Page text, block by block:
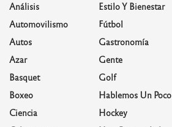
Análisis
Automovilismo
Autos
Azar
Basquet
Boxeo
Ciencia
Estilo Y Bienestar
Fútbol
Gastronomía
Gente
Golf
Hablemos Un Poco
Hockey